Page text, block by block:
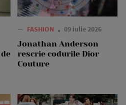
— FASHION 09 iulie 2026
Jonathan Anderson
rescrie codurile Dior
Couture